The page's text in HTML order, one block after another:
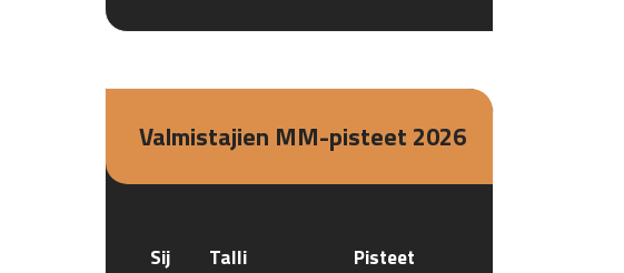
Valmistajien MM-pisteet 2026
Sij Talli
Pisteet